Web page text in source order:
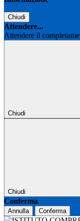
Chiudi
Attendere...
Attendere il
Chiudi
Chiudi
Conferma
Annulla Conferma